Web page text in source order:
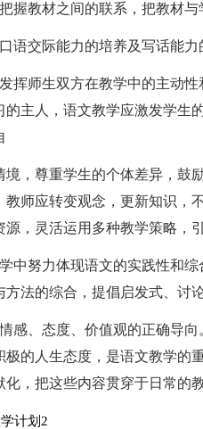
握教材之间的联系，把教材与
语交际能力的培养及写话能力
挥师生双方在教学中的主动
的主人，语文教学应激发学生
境，尊重学生的个体差异，鼓
教师应转变观念，更新知识，
源，灵活运用多种教学策略，
中努力体现语文的实践性和
方法的综合，提倡启发式、讨论
感、态度、价值观的正确导
极的人生态度，是语文教学的
化，把这些内容贯穿于日常的
计划2